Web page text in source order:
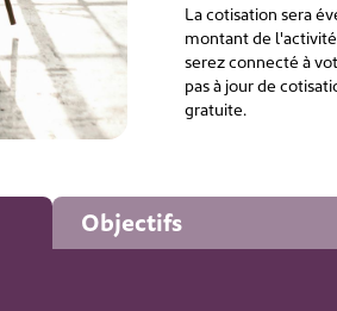
La cotisation sera
montant de
serez connecté à
pas à jour de
gratuite.
Objectifs